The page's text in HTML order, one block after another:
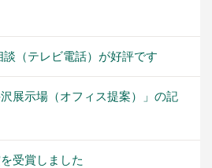
（テレビ電話）が好評です
展示場（オフィス提案）」の記
受賞しました